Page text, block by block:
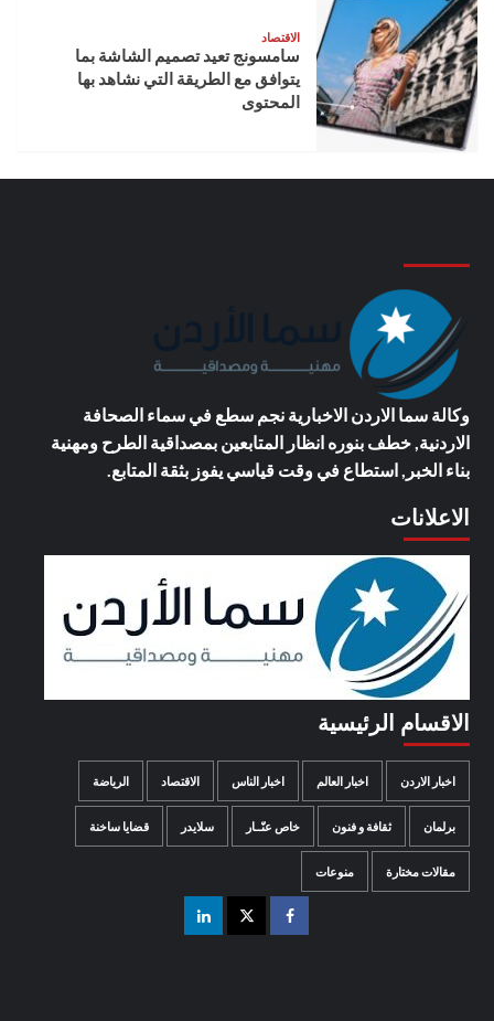
الاقتصاد
سامسونج تعيد تصميم الشاشة بما
يتوافق مع الطريقة التي نشاهد بها
المحتوى
وكالة سما الاردن الاخباريةنجم سطع في سماء الصحافة
الاردنية, خطف بنوره انظار المتابعين بمصداقية الطرح ومهنية
بناء الخبر, استطاع في وقت قياسي يفوز بثقة المتابع.
الاعلانات
الاقسام الرئيسية
اخبار الاردن اخبار العالم اخبار الناس الاقتصاد الرياضة
برلمان ثقافة و فنون خاص عنّــار سلايدر قضايا ساخنة
مقالات مختارة منوعات